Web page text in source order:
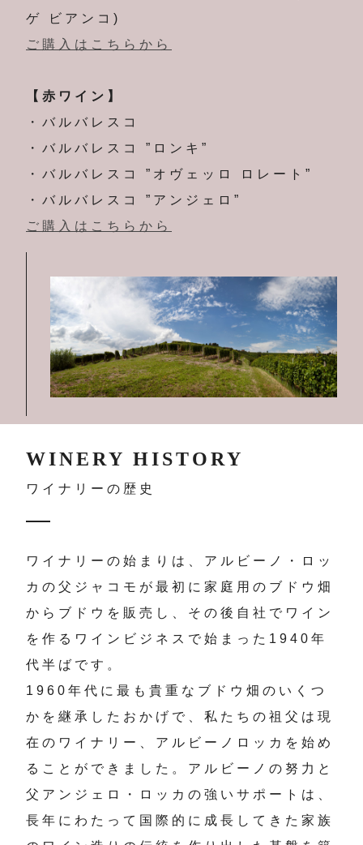
ゲ ビアンコ)
ご購入はこちらから
【赤ワイン】
・バルバレスコ
・バルバレスコ ”ロンキ”
・バルバレスコ ”オヴェッロ ロレート”
・バルバレスコ ”アンジェロ”
ご購入はこちらから
WINERY HISTORY
ワイナリーの歴史
ワイナリーの始まりは、アルビーノ・ロッ
カの父ジャコモが最初に家庭用のブドウ畑
からブドウを販売し、その後自社でワイン
を作るワインビジネスで始まった1940年
代半ばです。
1960年代に最も貴重なブドウ畑のいくつ
かを継承したおかげで、私たちの祖父は現
在のワイナリー、アルビーノロッカを始め
ることができました。アルビーノの努力と
父アンジェロ・ロッカの強いサポートは、
長年にわたって国際的に成長してきた家族